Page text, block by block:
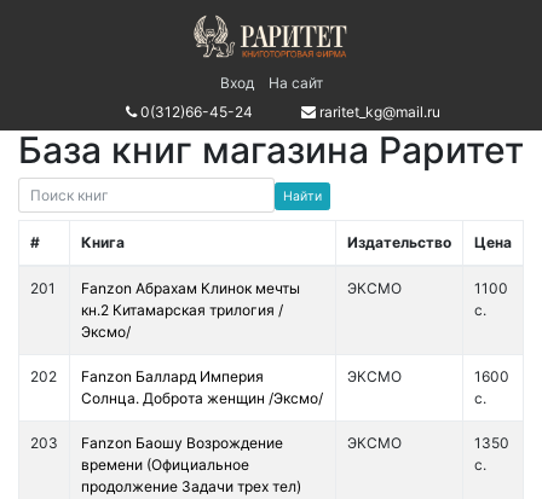
Вход
На сайт
0(312)66-45-24
raritet_kg@mail.ru
База книг магазина Раритет
# Книга Издательство Цена
201
Fanzon Абрахам Клинок мечты
кн.2 Китамарская трилогия /
Эксмо/
ЭКСМО
1100
с.
202
Fanzon Баллард Империя
Солнца. Доброта женщин /Эксмо/
ЭКСМО
1600
с.
203
Fanzon Баошу Возрождение
времени (Официальное
продолжение Задачи трех тел)
ЭКСМО
1350
с.